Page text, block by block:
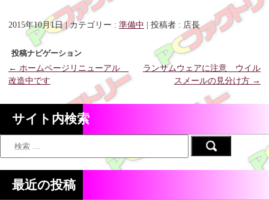
i
n
n
w
w
i
n
d
o
w
i
n
d
w
)
n
s
i
n
w
w
i
n
)
2015年10月1日 |カテゴリー : 準備中 | 投稿者 : 店長
投稿ナビゲーション
← ホームページリニューアル
改造中です
ランサムウェアに注意 ウイル
スメールの見分け方 →
サイト内検索
最近の投稿